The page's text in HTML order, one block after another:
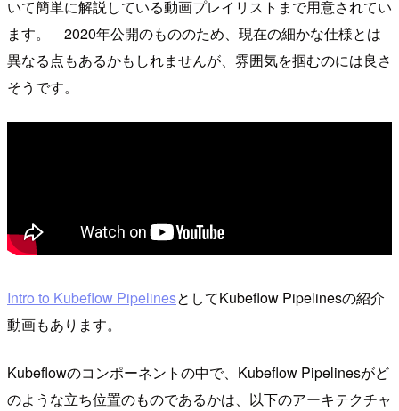
いて簡単に解説している動画プレイリストまで用意されてい
ます。 2020年公開のもののため、現在の細かな仕様とは
異なる点もあるかもしれませんが、雰囲気を掴むのには良さ
そうです。
Intro to Kubeflow PipelinesとしてKubeflow Pipelinesの紹介
動画もあります。
Kubeflowのコンポーネントの中で、Kubeflow Pipelinesがど
のような立ち位置のものであるかは、以下のアーキテクチャ